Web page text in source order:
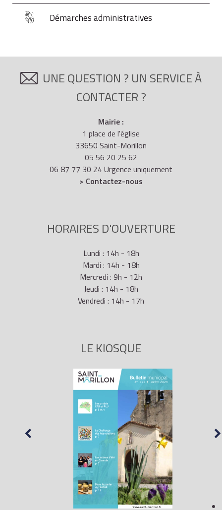
Démarches administratives
UNE QUESTION ? UN SERVICE À
CONTACTER ?
Mairie :
1 place de l'église
33650 Saint-Morillon
05 56 20 25 62
06 87 77 30 24 Urgence uniquement
> Contactez-nous
HORAIRES D'OUVERTURE
Lundi : 14h - 18h
Mardi : 14h - 18h
Mercredi : 9h - 12h
Jeudi : 14h - 18h
Vendredi : 14h - 17h
LE KIOSQUE